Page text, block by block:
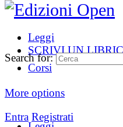
Leggi
SCRIVI UN
Corsi
More options
Entra Registrati
Search for: